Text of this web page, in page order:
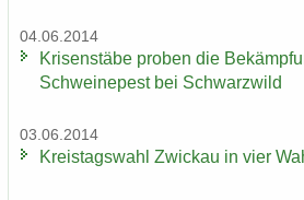
04.06.2014
Kri­sen­stä­be pro­ben die
Schwei­ne­pest bei Schwarz­wild
03.06.2014
Kreis­tags­wahl Zwi­ckau in vier